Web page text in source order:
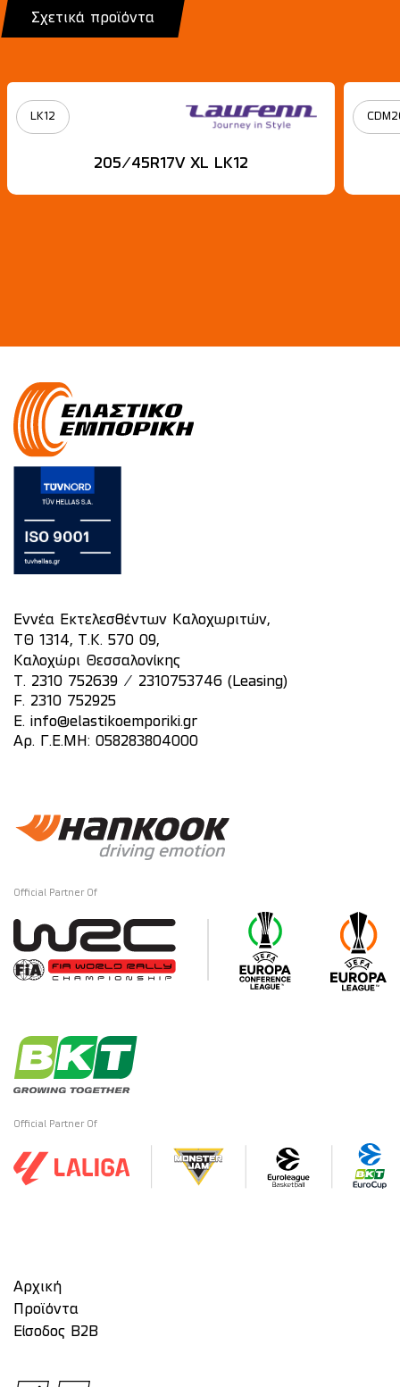
Σχετικά προϊόντα
LK12
205/45R17V XL LK12
Εννέα Εκτελεσθέντων Καλοχωριτών,
ΤΘ 1314, Τ.Κ. 570 09,
Καλοχώρι Θεσσαλονίκης
T. 2310 752639 /
2310753746 (Leasing)
F. 2310 752925
E.
info@elastikoemporiki.gr
Αρ. Γ.Ε.ΜΗ: 058283804000
Official Partner Of
Official Partner Of
Αρχική
Προϊόντα
Είσοδος Β2Β